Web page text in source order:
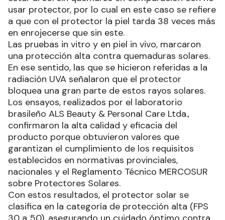
usar protector, por lo cual en este caso se refiere
a que con el protector la piel tarda 38 veces más
en enrojecerse que sin este.
Las pruebas in vitro y en piel in vivo, marcaron
una protección alta contra quemaduras solares.
En ese sentido, las que se hicieron referidas a la
radiación UVA señalaron que el protector
bloquea una gran parte de estos rayos solares.
Los ensayos, realizados por el laboratorio
brasileño ALS Beauty & Personal Care Ltda.,
confirmaron la alta calidad y eficacia del
producto porque obtuvieron valores que
garantizan el cumplimiento de los requisitos
establecidos en normativas provinciales,
nacionales y el Reglamento Técnico MERCOSUR
sobre Protectores Solares.
Con estos resultados, el protector solar se
clasifica en la categoría de protección alta (FPS